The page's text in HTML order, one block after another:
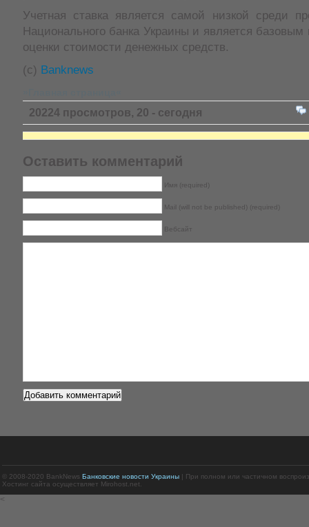
Учетная ставка является самой низкой среди
Национального банка Украины и является
оценки стоимости денежных средств.
(c) Banknews
20224 просмотров, 20 - сегодня
Оставить комментарий
Имя (required)
Mail (will not be published) (required)
Вебсайт
© 2008-2020 BankNews Банковские новости Украины| При полном или частичном
Хостинг сайта осуществляет Mirohost.net.
<